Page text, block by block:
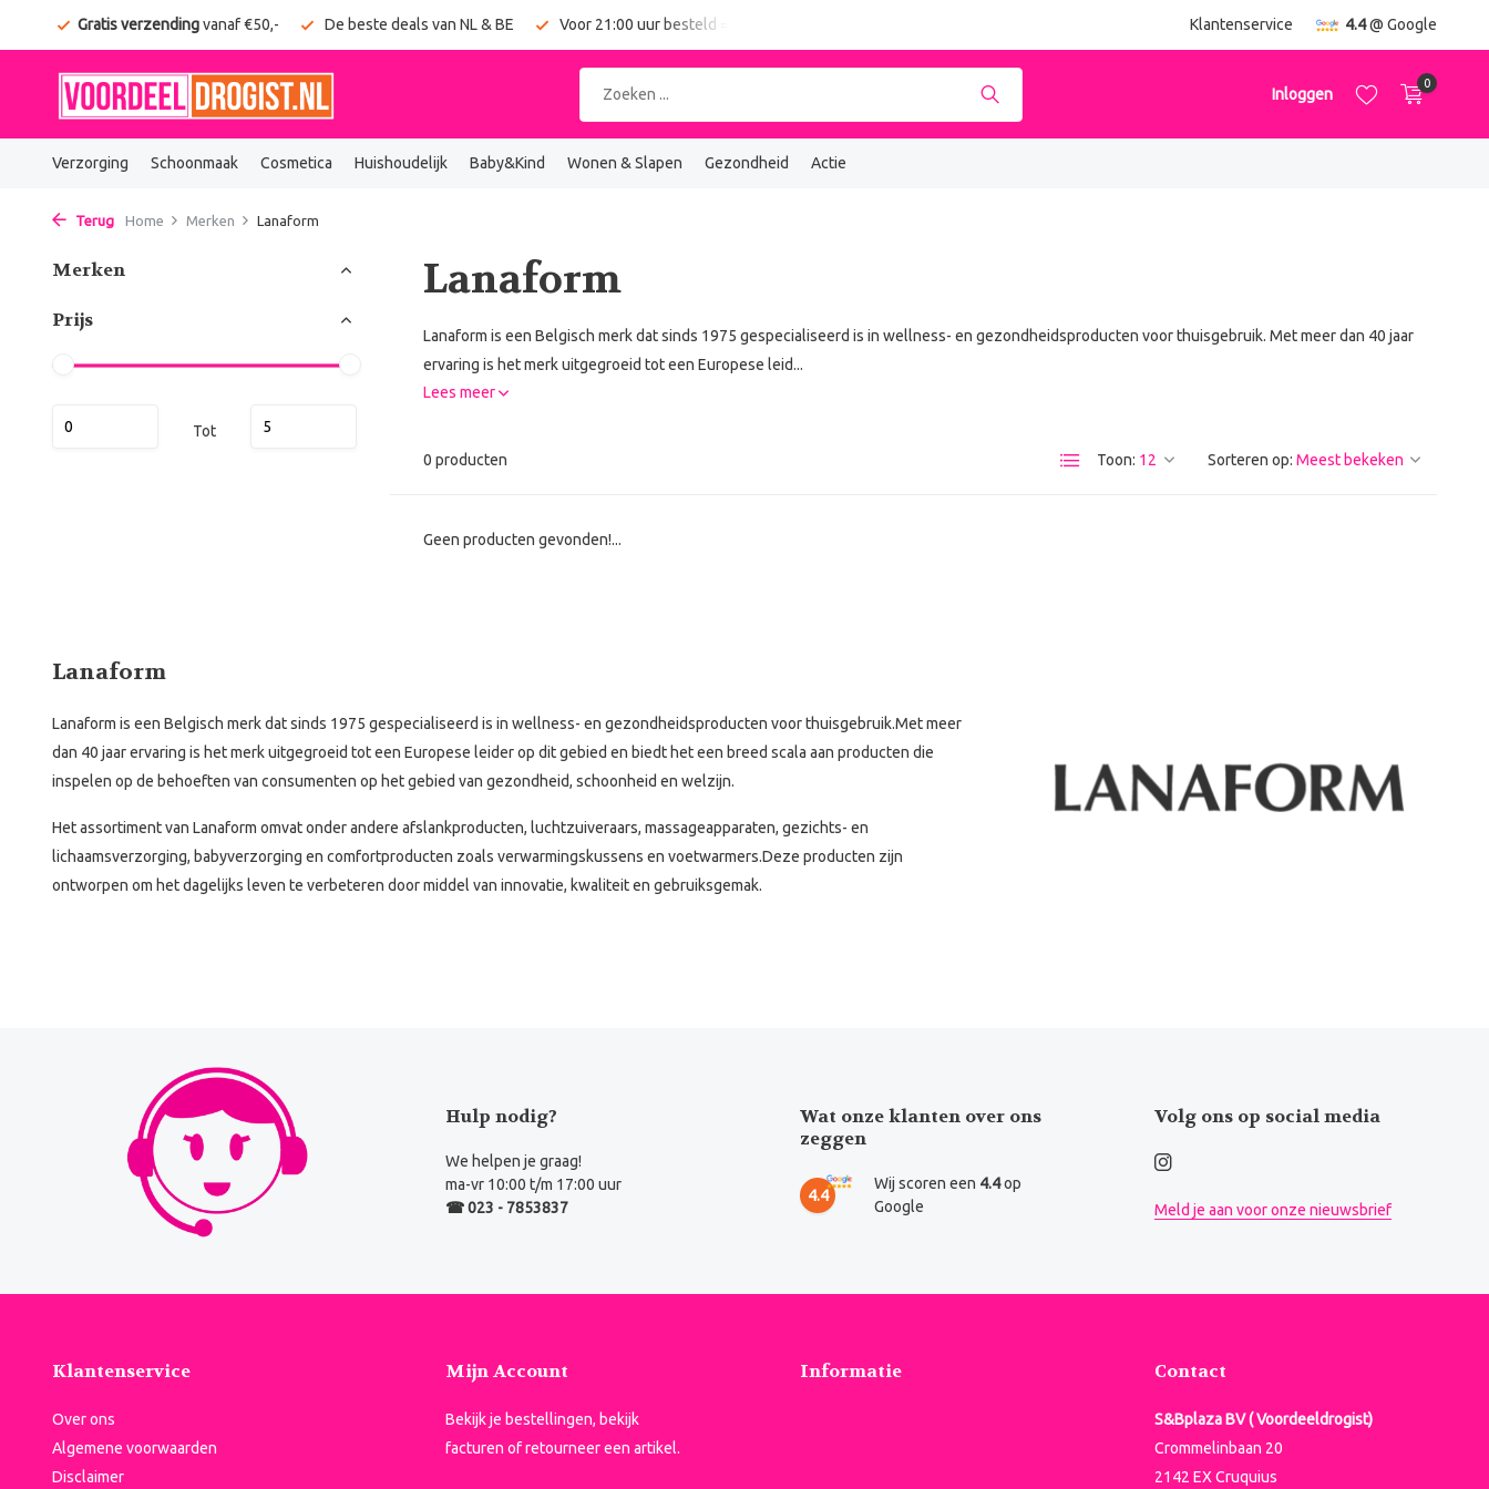
Gratis verzendingvanaf €50,- De beste deals van NL & BE Voor 21:00 uur besteld = vandaag verzonden Klantenservice 4.4@ Google
Inloggen
0
Verzorging Schoonmaak Cosmetica Huishoudelijk Baby&Kind Wonen & Slapen Gezondheid Actie
Terug Home Merken Lanaform
Merken
Prijs
Tot
Lanaform
Lanaform is een Belgisch merk dat sinds 1975 gespecialiseerd is in wellness- en gezondheidsproducten voor thuisgebruik. Met meer dan 40 jaar
ervaring is het merk uitgegroeid tot een Europese leid...
Lees meer
0 producten Toon: Sorteren op:
Geen producten gevonden!...
Lanaform
Lanaform is een Belgisch merk dat sinds 1975 gespecialiseerd is in wellness- en gezondheidsproducten voor thuisgebruik.Met meer
dan 40 jaar ervaring is het merk uitgegroeid tot een Europese leider op dit gebied en biedt het een breed scala aan producten die
inspelen op de behoeften van consumenten op het gebied van gezondheid, schoonheid en welzijn.
Het assortiment van Lanaform omvat onder andere afslankproducten, luchtzuiveraars, massageapparaten, gezichts- en
lichaamsverzorging, babyverzorging en comfortproducten zoals verwarmingskussens en voetwarmers.Deze producten zijn
ontworpen om het dagelijks leven te verbeteren door middel van innovatie, kwaliteit en gebruiksgemak.
Hulp nodig?
We helpen je graag!
ma-vr 10:00 t/m 17:00 uur
☎ 023 - 7853837
Wat onze klanten over ons
zeggen
4.4
Wij scoren een 4.4op
Google
Volg ons op social media
Meld je aan voor onze nieuwsbrief
Klantenservice
Over ons
Algemene voorwaarden
Disclaimer
Mijn Account
Bekijk je bestellingen, bekijk
facturen of retourneer een artikel.
Informatie Contact
S&Bplaza BV ( Voordeeldrogist)
Crommelinbaan 20
2142 EX Cruquius